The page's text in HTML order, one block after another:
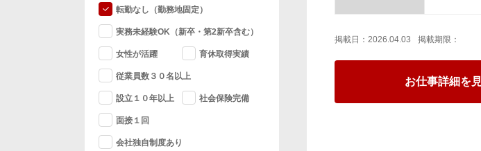
転勤なし（勤務地固定）
実務未経験OK（新卒・第2新卒含む）
女性が活躍 育休取得実績
従業員数３０名以上
設立１０年以上 社会保険完備
面接１回
会社独自制度あり
請求額が
2）キャ
▶ スキ
掲載日：2026.04.03 掲載期限：
お仕事詳細を